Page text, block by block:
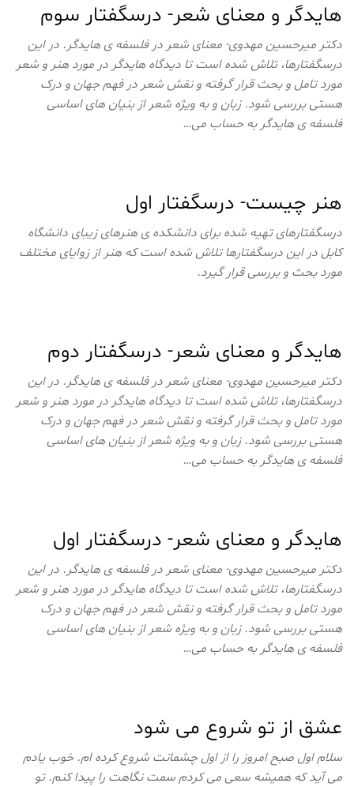
هایدگر و معنای شعر- درسگفتار سوم
دکتر میرحسین مهدوی- معنای شعر در فلسفه ی هایدگر. در این
درسگفتارها، تلاش شده است تا دیدگاه هایدگر در مورد هنر و شعر
مورد تامل و بحث قرار گرفته و نقش شعر در فهم جهان و درک
هستی بررسی شود. زبان و به ویژه شعر از بنیان های اساسی
فلسفه ی هایدگر به حساب می…
هنر چیست- درسگفتار اول
درسگفتارهای تهیه شده برای دانشکده ی هنرهای زیبای دانشگاه
کابل در این درسگفتارها تلاش شده است که هنر از زوایای مختلف
مورد بحث و بررسی قرار گیرد.
هایدگر و معنای شعر- درسگفتار دوم
دکتر میرحسین مهدوی- معنای شعر در فلسفه ی هایدگر. در این
درسگفتارها، تلاش شده است تا دیدگاه هایدگر در مورد هنر و شعر
مورد تامل و بحث قرار گرفته و نقش شعر در فهم جهان و درک
هستی بررسی شود. زبان و به ویژه شعر از بنیان های اساسی
فلسفه ی هایدگر به حساب می…
هایدگر و معنای شعر- درسگفتار اول
دکتر میرحسین مهدوی- معنای شعر در فلسفه ی هایدگر. در این
درسگفتارها، تلاش شده است تا دیدگاه هایدگر در مورد هنر و شعر
مورد تامل و بحث قرار گرفته و نقش شعر در فهم جهان و درک
هستی بررسی شود. زبان و به ویژه شعر از بنیان های اساسی
فلسفه ی هایدگر به حساب می…
عشق از تو شروع می شود
سلام اول صبح امروز را از اول چشمانت شروع کرده ام. خوب یادم
می آید که همیشه سعی می کردم سمت نگاهت را پیدا کنم. تو